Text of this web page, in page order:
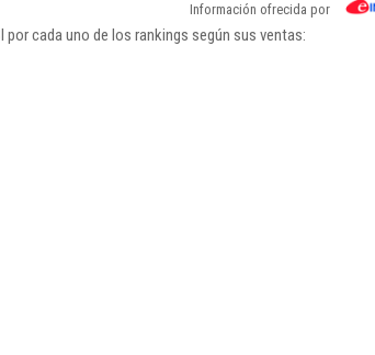
Información ofrecida por
cada uno de los rankings según sus ventas: